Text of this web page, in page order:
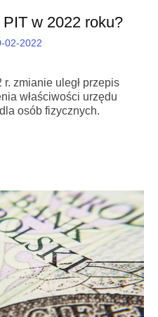
PIT w 2022 roku?
02-2022
zmianie uległ przepis
właściwości urzędu
osób fizycznych.